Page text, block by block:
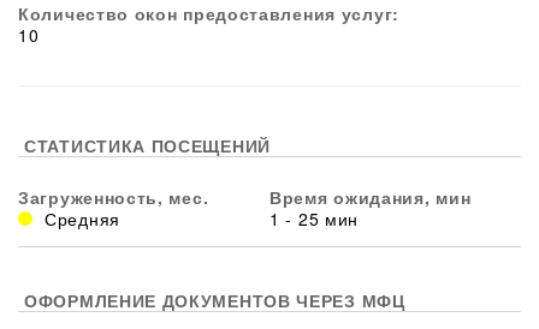
Количество окон предоставления услуг:
10
СТАТИСТИКА ПОСЕЩЕНИЙ
Загруженность, мес.
Средняя
Время ожидания, мин
1 - 25 мин
ОФОРМЛЕНИЕ ДОКУМЕНТОВ ЧЕРЕЗ МФЦ